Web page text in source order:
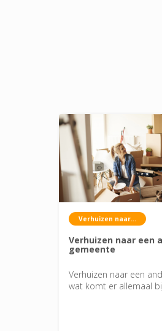
Verhuizen naar...
Verhuizen naar een
gemeente
Verhuizen naar een
wat komt er allemaal